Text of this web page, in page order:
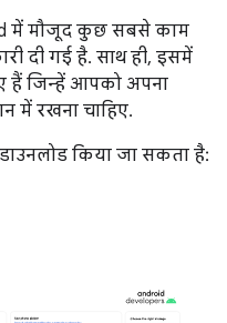
में मौजूद कुछ सबसे काम
दी गई है. साथ ही, इसमें
हैं जिन्हें आपको अपना
में रखना चाहिए.
किया जा सकता है: